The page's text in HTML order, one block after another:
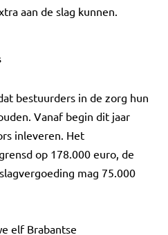
aan de slag kunnen.
bestuurders in de zorg hun
Vanaf begin dit jaar
inleveren. Het
op 178.000 euro, de
mag 75.000
elf Brabantse